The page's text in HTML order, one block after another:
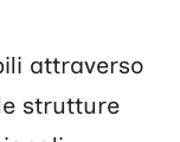
attraverso
strutture